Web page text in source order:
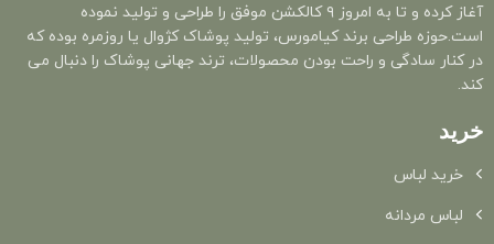
آغاز کرده و تا به امروز ۹ کالکشن موفق را طراحی و تولید نموده
است.حوزه طراحی برند کیامورس، تولید پوشاک کژوال یا روزمره بوده که
در کنار سادگی و راحت بودن محصولات، ترند جهانی پوشاک را دنبال می
کند.
خرید
خرید لباس
لباس مردانه